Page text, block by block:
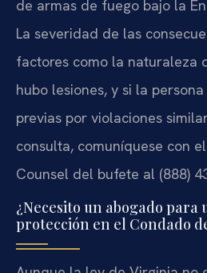
de armas de fuego bajo la
La severidad de las
factores como la naturaleza
hubo lesiones, y si la
previas por violaciones
consulta, comuníquese con
Counsel del bufete al (888)
¿Necesito un abogado para
protección en el Condado